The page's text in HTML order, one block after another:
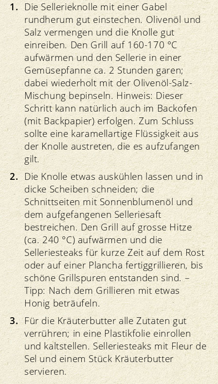
Die Sellerieknolle mit einer Gabel
rundherum gut einstechen. Olivenöl und
Salz vermengen und die Knolle gut
einreiben. Den Grill auf 160-170 °C
aufwärmen und den Sellerie in einer
Gemüsepfanne ca. 2 Stunden garen;
dabei wiederholt mit der Olivenöl-Salz-
Mischung bepinseln. Hinweis: Dieser
Schritt kann natürlich auch im Backofen
(mit Backpapier) erfolgen. Zum Schluss
sollte eine karamellartige Flüssigkeit aus
der Knolle austreten, die es aufzufangen
gilt.
Die Knolle etwas auskühlen lassen und in
dicke Scheiben schneiden; die
Schnittseiten mit Sonnenblumenöl und
dem aufgefangenen Selleriesaft
bestreichen. Den Grill auf grosse Hitze
(ca. 240 °C) aufwärmen und die
Selleriesteaks für kurze Zeit auf dem Rost
oder auf einer Plancha fertiggrillieren, bis
schöne Grillspuren entstanden sind. –
Tipp: Nach dem Grillieren mit etwas
Honig beträufeln.
Für die Kräuterbutter alle Zutaten gut
verrühren; in eine Plastikfolie einrollen
und kaltstellen. Selleriesteaks mit Fleur de
Sel und einem Stück Kräuterbutter
servieren.